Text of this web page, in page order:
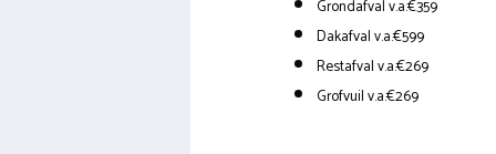
Grondafval v.a.€359
Dakafval v.a.€599
Restafval v.a.€269
Grofvuil v.a.€269